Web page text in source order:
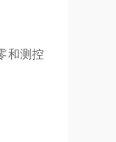
和测控